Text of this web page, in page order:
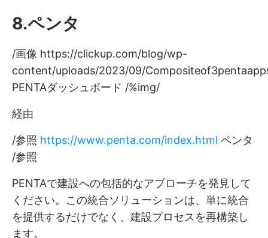
8.ペンタ
/画像 https://clickup.com/blog/wp-
content/uploads/2023/09/
PENTAダッシュボード /%img/
経由
/参照 https://www.penta.com/index.html ペンタ
/参照
PENTAで建設への包括的なアプローチを発見して
ください。この統合ソリューションは、単に統合
を提供するだけでなく、建設プロセスを再構築し
ます。